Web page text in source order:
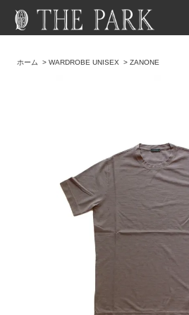
ホーム >WARDROBE UNISEX >ZANONE